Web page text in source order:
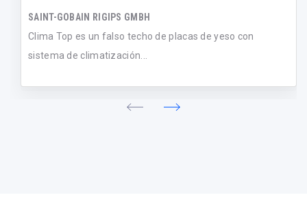
SAINT-GOBAIN RIGIPS GMBH
Clima Top es un falso techo de placas de yeso con
sistema de climatización...